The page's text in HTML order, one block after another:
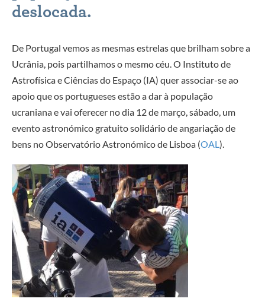
deslocada.
De Portugal vemos as mesmas estrelas que brilham sobre a
Ucrânia, pois partilhamos o mesmo céu. O Instituto de
Astrofísica e Ciências do Espaço (IA) quer associar-se ao
apoio que os portugueses estão a dar à população
ucraniana e vai oferecer no dia 12 de março, sábado, um
evento astronómico gratuito solidário de angariação de
bens no Observatório Astronómico de Lisboa (OAL).